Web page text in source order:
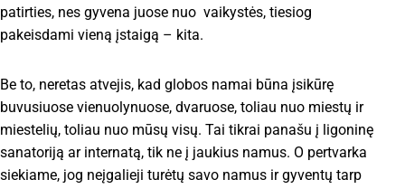
patirties, nes gyvena juose nuo vaikystės, tiesiog
pakeisdami vieną įstaigą – kita.
Be to, neretas atvejis, kad globos namai būna įsikūrę
buvusiuose vienuolynuose, dvaruose, toliau nuo miestų ir
miestelių, toliau nuo mūsų visų. Tai tikrai panašu į ligoninę
sanatoriją ar internatą, tik ne į jaukius namus. O pertvarka
siekiame, jog neįgalieji turėtų savo namus ir gyventų tarp